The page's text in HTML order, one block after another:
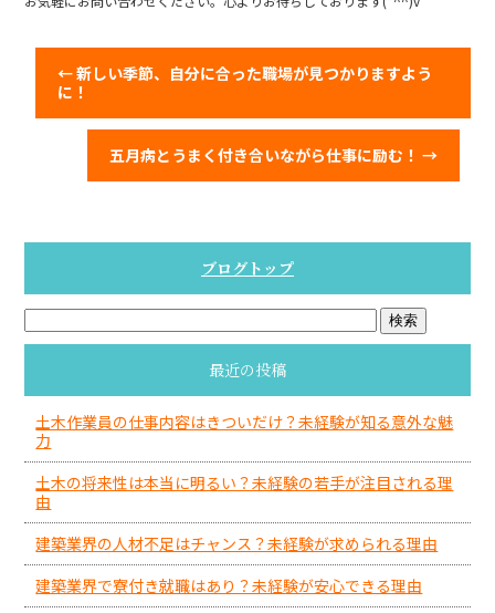
←新しい季節、自分に合った職場が見つかりますよう
に！
五月病とうまく付き合いながら仕事に励む！ →
ブログトップ
最近の投稿
土木作業員の仕事内容はきついだけ？未経験が知る意外な魅
力
土木の将来性は本当に明るい？未経験の若手が注目される理
由
建築業界の人材不足はチャンス？未経験が求められる理由
建築業界で寮付き就職はあり？未経験が安心できる理由